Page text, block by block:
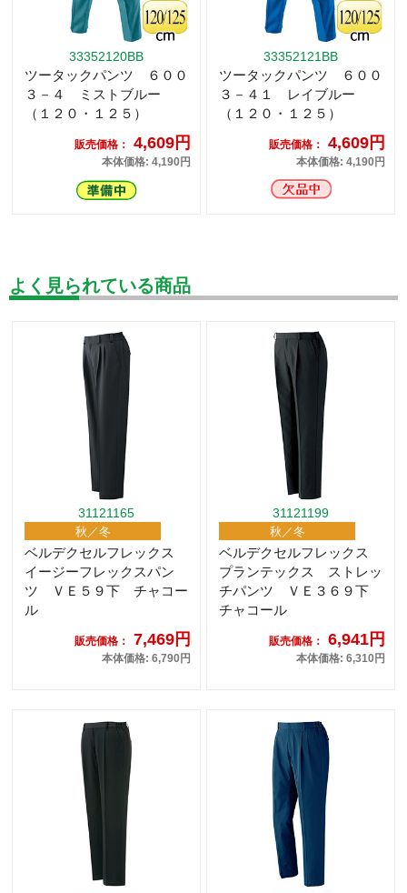
33352120BB
ツータックパンツ ６００
３－４ ミストブルー
（１２０・１２５）
販売価格： 4,609円
本体価格: 4,190円
33352121BB
ツータックパンツ ６００
３－４１ レイブルー
（１２０・１２５）
販売価格： 4,609円
本体価格: 4,190円
よく見られている商品
31121165
秋／冬
ベルデクセルフレックス
イージーフレックスパン
ツ ＶＥ５９下 チャコー
ル
販売価格： 7,469円
本体価格: 6,790円
31121199
秋／冬
ベルデクセルフレックス
プランテックス ストレッ
チパンツ ＶＥ３６９下
チャコール
販売価格： 6,941円
本体価格: 6,310円